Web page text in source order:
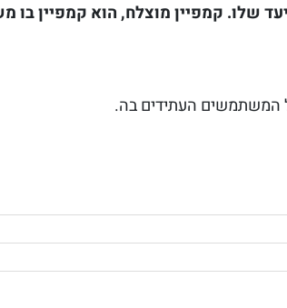
שלו. קמפיין מוצלח, הוא קמפיין בו
המשתמשים העתידים בה.